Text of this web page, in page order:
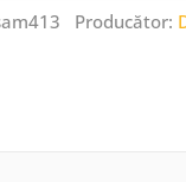
Producător: